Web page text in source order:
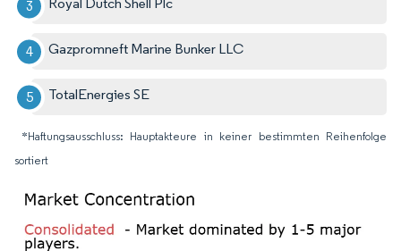
Royal Dutch Shell Plc
Gazpromneft Marine Bunker LLC
TotalEnergies SE
*Haftungsausschluss: Hauptakteure in keiner bestimmten Reihenfolge
sortiert